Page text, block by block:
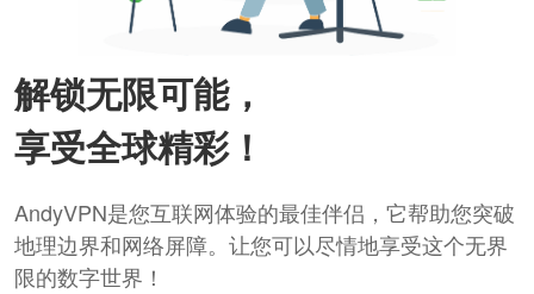
解锁无限可能，
享受全球精彩！
AndyVPN是您互联网体验的最佳伴侣，它帮助您突破
地理边界和网络屏障。让您可以尽情地享受这个无界
限的数字世界！